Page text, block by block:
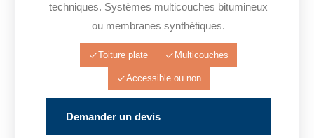
techniques. Systèmes multicouches bitumineux
ou membranes synthétiques.
Toiture plate Multicouches
Accessible ou non
Demander un devis